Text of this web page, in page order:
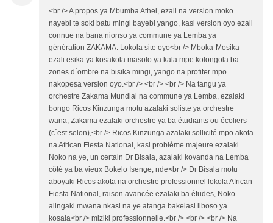
<br /> A propos ya Mbumba Athel, ezali na version moko
nayebi te soki batu mingi bayebi yango, kasi version oyo ezali
connue na bana nionso ya commune ya Lemba ya
génération ZAKAMA. Lokola site oyo<br /> Mboka-Mosika
ezali esika ya kosakola masolo ya kala mpe kolongola ba
zones d´ombre na bisika mingi, yango na profiter mpo
nakopesa version oyo.<br /> <br /> <br /> Na tangu ya
orchestre Zakama Mundial na commune ya Lemba, ezalaki
bongo Ricos Kinzunga motu azalaki soliste ya orchestre
wana, Zakama ezalaki orchestre ya ba étudiants ou écoliers
(c´est selon),<br /> Ricos Kinzunga azalaki sollicité mpo akota
na African Fiesta National, kasi problème majeure ezalaki
Noko na ye, un certain Dr Bisala, azalaki kovanda na Lemba
côté ya ba vieux Bokelo Isenge, nde<br /> Dr Bisala motu
aboyaki Ricos akota na orchestre professionnel lokola African
Fiesta National, raison avancée ezalaki ba études, Noko
alingaki mwana nkasi na ye atanga bakelasi liboso ya
kosala<br /> miziki professionnelle.<br /> <br /> <br /> Na